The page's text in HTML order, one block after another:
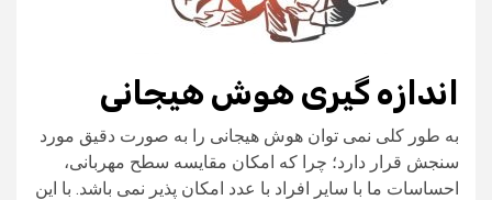
اندازه‌ گیری هوش هیجانی
به طور کلی نمی‌ توان هوش هیجانی را به صورت دقیق مورد
سنجش قرار دارد؛ چرا که امکان مقایسه سطح مهربانی،
احساسات ما با سایر افراد با عدد امکان‌ پذیر نمی‌ باشد. با این